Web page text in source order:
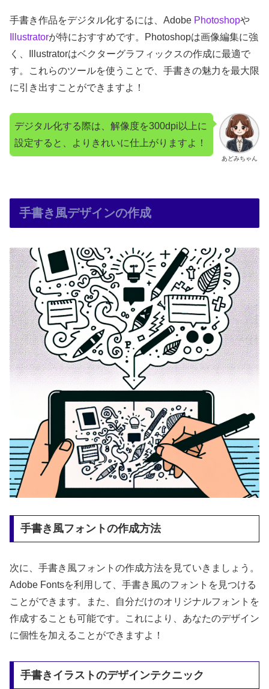
手書き作品をデジタル化するには、Adobe Photoshopや
Illustratorが特におすすめです。Photoshopは画像編集に強
く、Illustratorはベクターグラフィックスの作成に最適で
す。これらのツールを使うことで、手書きの魅力を最大限
に引き出すことができますよ！
あどみちゃん
デジタル化する際は、解像度を300dpi以上に
設定すると、よりきれいに仕上がりますよ！
手書き風デザインの作成
手書き風フォントの作成方法
次に、手書き風フォントの作成方法を見ていきましょう。
Adobe Fontsを利用して、手書き風のフォントを見つける
ことができます。また、自分だけのオリジナルフォントを
作成することも可能です。これにより、あなたのデザイン
に個性を加えることができますよ！
手書きイラストのデザインテクニック